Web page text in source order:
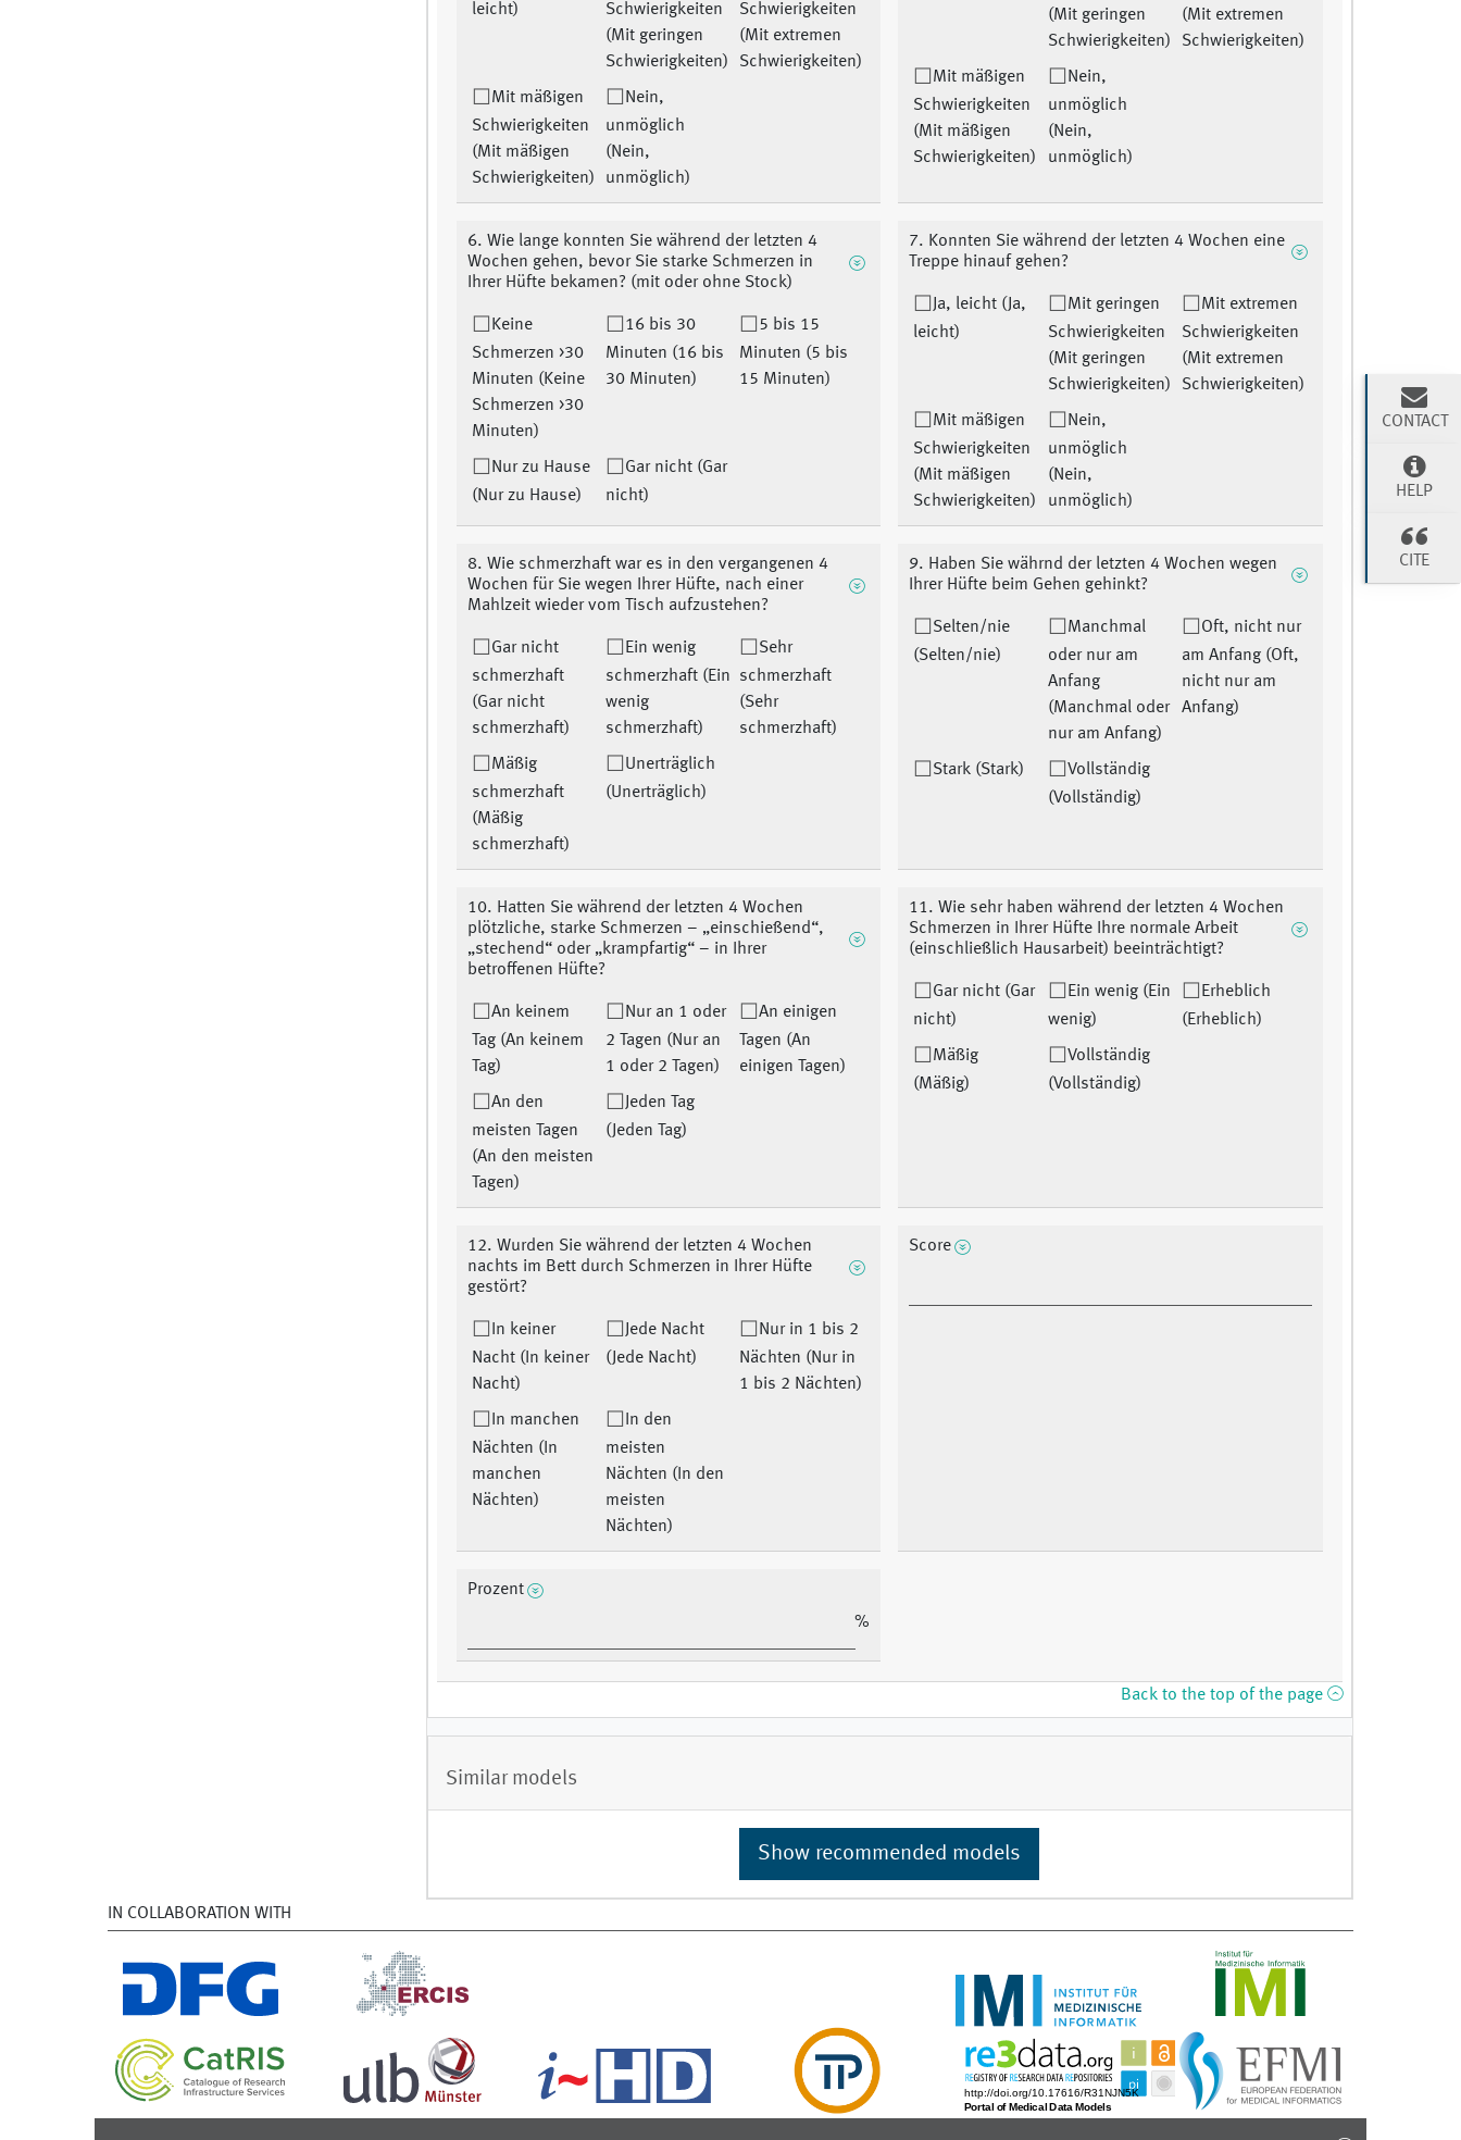
leicht)
Schwierigkeiten
(Mit geringen
Schwierigkeiten)
Schwierigkeiten
(Mit extremen
Schwierigkeiten)
Mit mäßigen
Schwierigkeiten
(Mit mäßigen
Schwierigkeiten)
Nein,
unmöglich
(Nein,
unmöglich)
(Mit geringen
Schwierigkeiten)
(Mit extremen
Schwierigkeiten)
Mit mäßigen
Schwierigkeiten
(Mit mäßigen
Schwierigkeiten)
Nein,
unmöglich
(Nein,
unmöglich)
6. Wie lange konnten Sie während der letzten 4
Wochen gehen, bevor Sie starke Schmerzen in
Ihrer Hüfte bekamen? (mit oder ohne Stock)
Keine
Schmerzen >30
Minuten (Keine
Schmerzen >30
Minuten)
16 bis 30
Minuten (16 bis
30 Minuten)
5 bis 15
Minuten (5 bis
15 Minuten)
Nur zu Hause
(Nur zu Hause)
Gar nicht (Gar
nicht)
7. Konnten Sie während der letzten 4 Wochen eine
Treppe hinauf gehen?
Ja, leicht (Ja,
leicht)
Mit geringen
Schwierigkeiten
(Mit geringen
Schwierigkeiten)
Mit extremen
Schwierigkeiten
(Mit extremen
Schwierigkeiten)
Mit mäßigen
Schwierigkeiten
(Mit mäßigen
Schwierigkeiten)
Nein,
unmöglich
(Nein,
unmöglich)
8. Wie schmerzhaft war es in den vergangenen 4
Wochen für Sie wegen Ihrer Hüfte, nach einer
Mahlzeit wieder vom Tisch aufzustehen?
Gar nicht
schmerzhaft
(Gar nicht
schmerzhaft)
Ein wenig
schmerzhaft (Ein
wenig
schmerzhaft)
Sehr
schmerzhaft
(Sehr
schmerzhaft)
Mäßig
schmerzhaft
(Mäßig
schmerzhaft)
Unerträglich
(Unerträglich)
9. Haben Sie währnd der letzten 4 Wochen wegen
Ihrer Hüfte beim Gehen gehinkt?
Selten/nie
(Selten/nie)
Manchmal
oder nur am
Anfang
(Manchmal oder
nur am Anfang)
Oft, nicht nur
am Anfang (Oft,
nicht nur am
Anfang)
Stark (Stark)
Vollständig
(Vollständig)
10. Hatten Sie während der letzten 4 Wochen
plötzliche, starke Schmerzen – „einschießend“,
„stechend“ oder „krampfartig“ – in Ihrer
betroffenen Hüfte?
An keinem
Tag (An keinem
Tag)
Nur an 1 oder
2 Tagen (Nur an
1 oder 2 Tagen)
An einigen
Tagen (An
einigen Tagen)
An den
meisten Tagen
(An den meisten
Tagen)
Jeden Tag
(Jeden Tag)
11. Wie sehr haben während der letzten 4 Wochen
Schmerzen in Ihrer Hüfte Ihre normale Arbeit
(einschließlich Hausarbeit) beeinträchtigt?
Gar nicht (Gar
nicht)
Ein wenig (Ein
wenig)
Erheblich
(Erheblich)
Mäßig
(Mäßig)
Vollständig
(Vollständig)
12. Wurden Sie während der letzten 4 Wochen
nachts im Bett durch Schmerzen in Ihrer Hüfte
gestört?
In keiner
Nacht (In keiner
Nacht)
Jede Nacht
(Jede Nacht)
Nur in 1 bis 2
Nächten (Nur in
1 bis 2 Nächten)
In manchen
Nächten (In
manchen
Nächten)
In den
meisten
Nächten (In den
meisten
Nächten)
Score
Prozent
%
Back to the top of the page
Similar models
Show recommended models
IN COLLABORATION WITH
CONTACT
HELP
CITE